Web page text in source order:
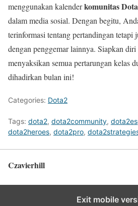
menggunakan kalenderkomunitas
dalam media sosial. Dengan begitu,
terinformasi tentang pertandingan tetapi
dengan penggemar lainnya. Siapkan
menyaksikan semua pertarungan kelas
dihadirkan bulan ini!
Categories: Dota2
Tags: dota2, dota2community,
dota2heroes, dota2pro,
Czavierhill
Exit mobile